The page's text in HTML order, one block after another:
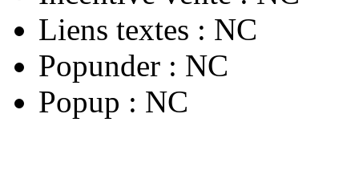
Liens textes : NC
Popunder : NC
Popup : NC